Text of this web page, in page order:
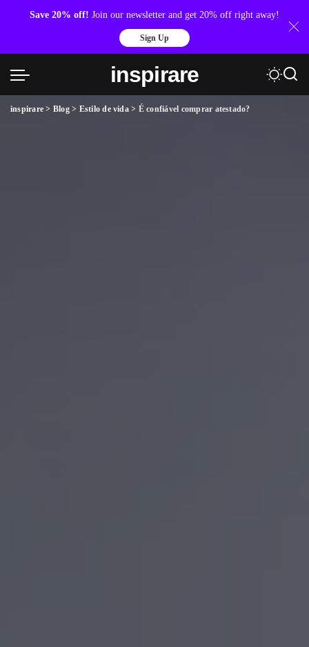
Save 20% off! Join our newsletter and get 20% off right away!
Sign Up
inspirare
inspirare > Blog> Estilo de vida> É confiável comprar atestado?